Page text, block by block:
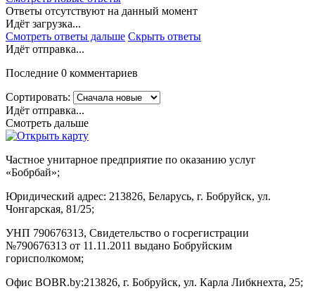
Ответы отсутствуют на данный момент
Идёт загрузка...
Смотреть ответы дальше Скрыть ответы
Идёт отправка...
Последние 0 комментариев
Сортировать:
Идёт отправка...
Смотреть дальше
Частное унитарное предприятие по оказанию услуг
«Бобрбай»;
Юридический адрес: 213826, Беларусь, г. Бобруйск, ул.
Чонгарская, 81/25;
УНП 790676313, Свидетельство о госрегистрации
№790676313 от 11.11.2011 выдано Бобруйским
горисполкомом;
Офис BOBR.by:213826, г. Бобруйск, ул. Карла Либкнехта, 25;